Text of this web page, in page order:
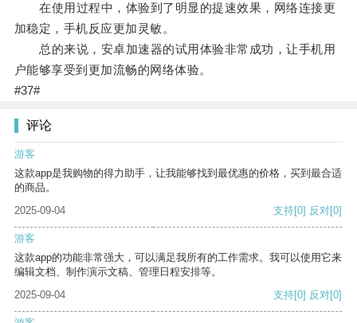
在使用过程中，体验到了明显的提速效果，网络连接更
加稳定，手机反应更加灵敏。
总的来说，安卓加速器的试用体验非常成功，让手机用
户能够享受到更加流畅的网络体验。
#37#
评论
游客
这款app是我购物的得力助手，让我能够找到最优惠的价格，买到最合适
的商品。
2025-09-04
支持[0] 反对[0]
游客
这款app的功能非常强大，可以满足我所有的工作需求。我可以使用它来
编辑文档、制作演示文稿、管理日程安排等。
2025-09-04
支持[0] 反对[0]